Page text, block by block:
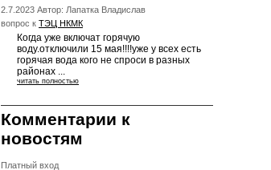
2.7.2023 Автор: Лапатка Владислав
вопрос к ТЭЦ НКМК
Когда уже включат горячую
воду.отключили 15 мая!!!!уже у всех есть
горячая вода кого не спроси в разных
районах ...
читать полностью
Комментарии к
новостям
Платный вход